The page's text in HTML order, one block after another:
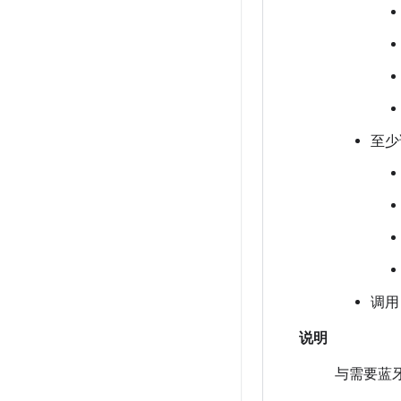
至
调
说明
与需要蓝